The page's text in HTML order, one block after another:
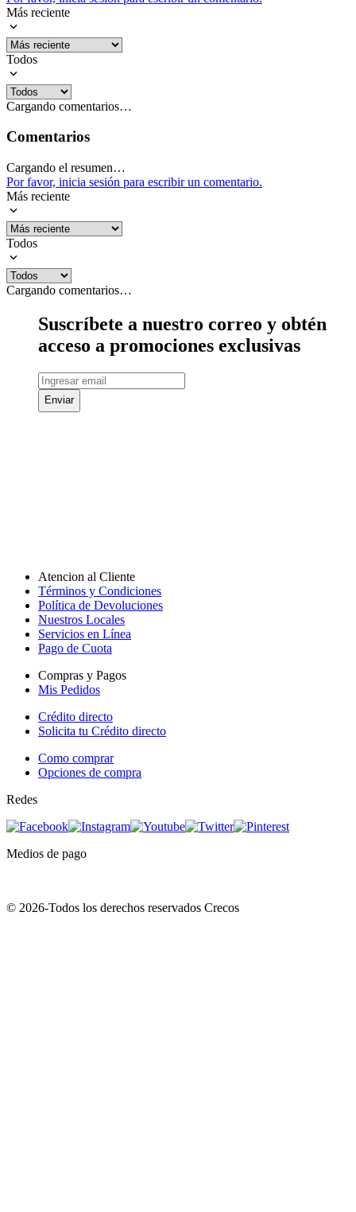
Más reciente
Todos
Cargando comentarios…
Comentarios
Cargando el resumen…
Por favor, inicia sesión para escribir un comentario.
Más reciente
Todos
Cargando comentarios…
Suscríbete a nuestro correo y obtén
acceso a promociones exclusivas
Enviar
Atencion al Cliente
Términos y Condiciones
Política de Devoluciones
Nuestros Locales
Servicios en Línea
Pago de Cuota
Compras y Pagos
Mis Pedidos
Crédito directo
Solicita tu Crédito directo
Como comprar
Opciones de compra
Redes
Medios de pago
© 2026-Todos los derechos reservados Crecos